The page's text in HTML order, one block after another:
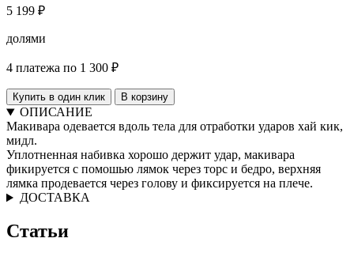
5 199 ₽
долями
4 платежа по 1 300 ₽
Купить в один клик В корзину
ОПИСАНИЕ
Макивара одевается вдоль тела для отработки ударов хай кик,
мидл.
Уплотненная набивка хорошо держит удар, макивара
фикируется с помошью лямок через торс и бедро, верхняя
лямка продевается через голову и фиксируется на плече.
ДОСТАВКА
Статьи